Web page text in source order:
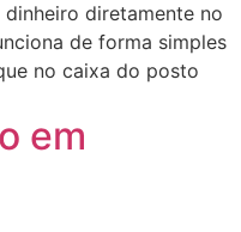
diretamente no
de forma simples
no caixa do posto
em